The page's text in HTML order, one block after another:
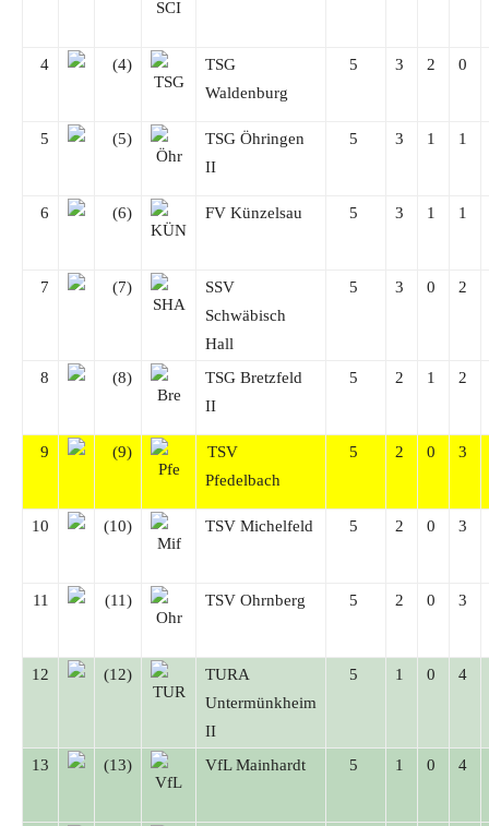
4 (4)
TSG
Waldenburg
5 3 2 0
5 (5)
TSG Öhringen
II
5 3 1 1
6 (6) FV Künzelsau 5 3 1 1
7 (7)
SSV
Schwäbisch
Hall
5 3 0 2
8 (8)
TSG Bretzfeld
II
5 2 1 2
9 (9)
TSV
Pfedelbach
5 2 0 3
10 (10) TSV Michelfeld 5 2 0 3
11 (11) TSV Ohrnberg 5 2 0 3
12 (12)
TURA
Untermünkheim
II
5 1 0 4
13 (13) VfL Mainhardt 5 1 0 4